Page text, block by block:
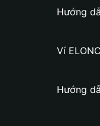
Hướng
Ví
Hướng